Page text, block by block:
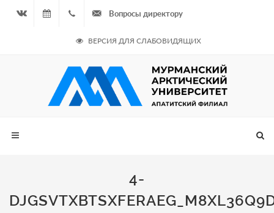
06.08.2026
- Чётная
неделя
964
687
Вопросы директору
ВЕРСИЯ ДЛЯ СЛАБОВИДЯЩИХ
4-